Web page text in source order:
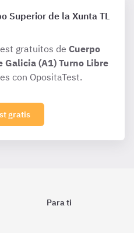
Superior de la Xunta TL
gratuitos de Cuerpo
Galicia (A1) Turno Libre
con OpositaTest.
gratis
Para ti